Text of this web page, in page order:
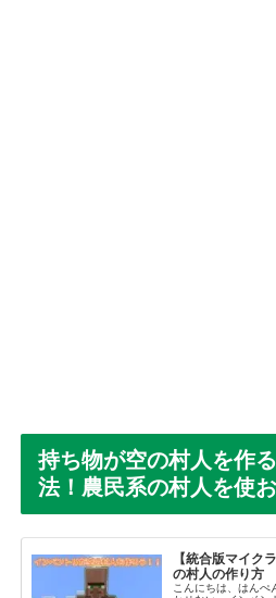
持ち物が空の村人を作
法！農民系の村人を使お
【統合版マイク
の村人の作り方
こんにちは、はんぺ